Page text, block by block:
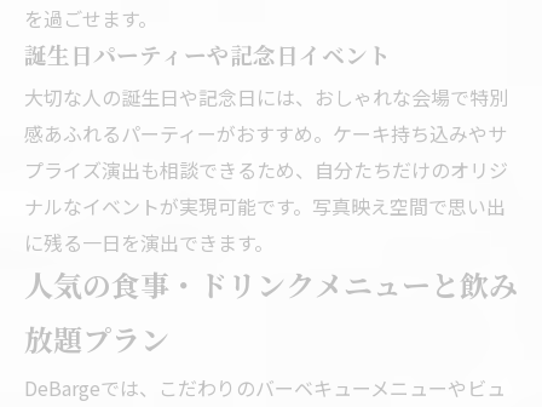
を過ごせます。
誕生日パーティーや記念日イベント
大切な人の誕生日や記念日には、おしゃれな会場で特別
感あふれるパーティーがおすすめ。ケーキ持ち込みやサ
プライズ演出も相談できるため、自分たちだけのオリジ
ナルなイベントが実現可能です。写真映え空間で思い出
に残る一日を演出できます。
人気の食事・ドリンクメニューと飲み
放題プラン
DeBargeでは、こだわりのバーベキューメニューやビュ